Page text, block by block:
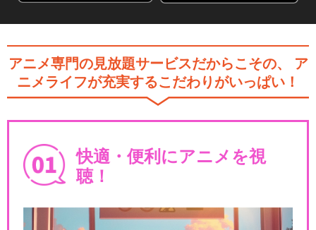
アニメ専門の見放題サービスだからこその、
ア
ニメライフが充実するこだわりがいっぱい！
快適・便利にアニメを視
聴！